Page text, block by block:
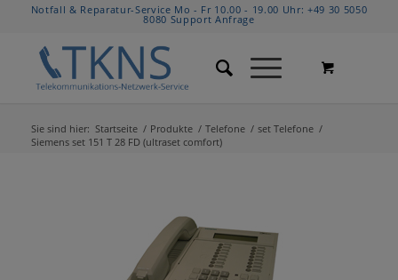
Notfall & Reparatur-Service Mo - Fr 10.00 - 19.00 Uhr:+49 30 5050
8080 Support Anfrage
Sie sind hier: Startseite / Produkte / Telefone / set Telefone /
Siemens set 151 T 28 FD (ultraset comfort)